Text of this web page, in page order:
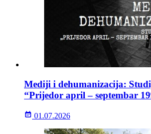
Mediji i dehumanizacija:
“Prijedor april – septembar
01.07.2026